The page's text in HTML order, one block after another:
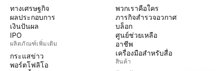
ทางเศรษฐกิจ
ผลประกอบการ
เงินปันผล
IPO
ผลิตภัณฑ์เพิ่มเติม
กระแสข่าว
พอร์ตโฟลิโอ
พวกเราคือใคร
ภารกิจสำรวจอวกาศ
บล็อก
ศูนย์ช่วยเหลือ
อาชีพ
เครื่องมือสำหรับสื่อ
สินค้า